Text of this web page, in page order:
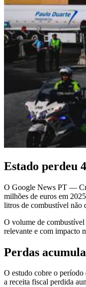
Estado perdeu
O Google News PT —
milhões de euros em
litros de combustível não
O volume de combustível
relevante e com impacto
Perdas
O estudo cobre o
a receita fiscal perdida